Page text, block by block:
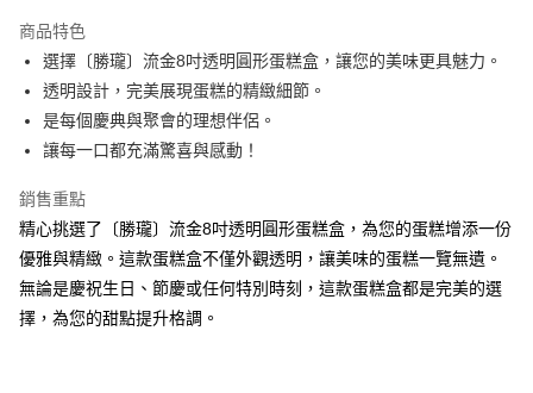
悠遊付
Google Pay
全盈+PAY
ATM付款
常溫宅配-(限重20kg以下)
每筆NT$100，滿NT$1,500(含以上)免運費
商品特色
選擇〔勝瓏〕流金8吋透明圓形蛋糕盒，讓您的美味更具魅力。
透明設計，完美展現蛋糕的精緻細節。
是每個慶典與聚會的理想伴侶。
讓每一口都充滿驚喜與感動！
銷售重點
精心挑選了〔勝瓏〕流金8吋透明圓形蛋糕盒，為您的蛋糕增添一份
優雅與精緻。這款蛋糕盒不僅外觀透明，讓美味的蛋糕一覽無遺。
無論是慶祝生日、節慶或任何特別時刻，這款蛋糕盒都是完美的選
擇，為您的甜點提升格調。